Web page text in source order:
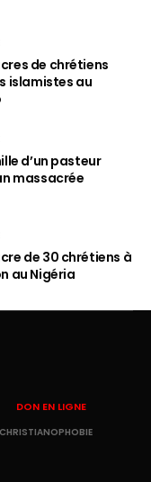
de chrétiens
islamistes au
d’un pasteur
massacrée
de 30 chrétiens à
au Nigéria
DON EN LIGNE